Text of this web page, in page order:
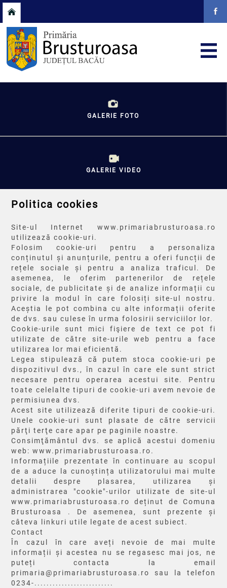
GALERIE FOTO
GALERIE VIDEO
Politica cookies
Site-ul Internet www.primariabrusturoasa.ro
utilizează cookie-uri.
Folosim cookie-uri pentru a personaliza
conținutul și anunțurile, pentru a oferi funcții de
rețele sociale și pentru a analiza traficul. De
asemenea, le oferim partenerilor de rețele
sociale, de publicitate și de analize informații cu
privire la modul în care folosiți site-ul nostru.
Aceștia le pot combina cu alte informații oferite
de dvs. sau culese în urma folosirii serviciilor lor.
Cookie-urile sunt mici fişiere de text ce pot fi
utilizate de către site-urile web pentru a face
utilizarea lor mai eficientă.
Legea stipulează că putem stoca cookie-uri pe
dispozitivul dvs., în cazul în care ele sunt strict
necesare pentru operarea acestui site. Pentru
toate celelalte tipuri de cookie-uri avem nevoie de
permisiunea dvs.
Acest site utilizează diferite tipuri de cookie-uri.
Unele cookie-uri sunt plasate de către servicii
părţi terţe care apar pe paginile noastre.
Consimţământul dvs. se aplică acestui domeniu
web: www.primariabrusturoasa.ro.
Informațiile prezentate în continuare au scopul
de a aduce la cunoștința utilizatorului mai multe
detalii despre plasarea, utilizarea și
administrarea "cookie"-urilor utilizate de site-ul
www.primariabrusturoasa.ro deținut de Comuna
Brusturoasa . De asemenea, sunt prezente și
câteva linkuri utile legate de acest subiect.
Contact
În cazul în care aveți nevoie de mai multe
informații și acestea nu se regasesc mai jos, ne
puteți contacta la email
primaria@primariabrusturoasa.ro sau la telefon
0234-..........................